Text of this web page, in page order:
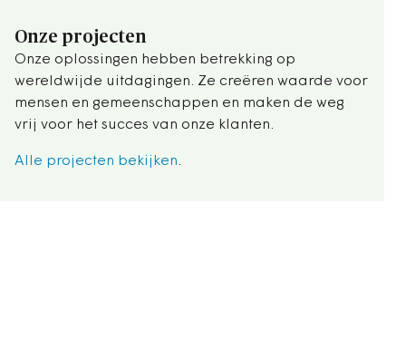
Onze projecten
Onze oplossingen hebben betrekking op
wereldwijde uitdagingen. Ze creëren waarde voor
mensen en gemeenschappen en maken de weg
vrij voor het succes van onze klanten.
Alle projecten bekijken.